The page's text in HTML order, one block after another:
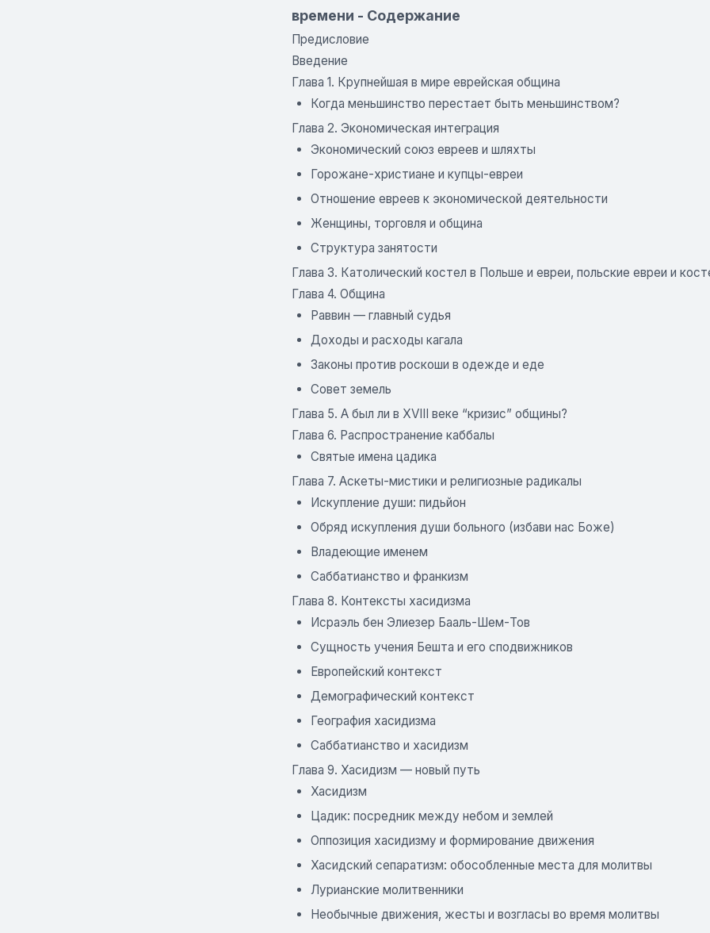
времени - Содержание
Предисловие
Введение
Глава 1. Крупнейшая в мире еврейская община
Когда меньшинство перестает быть меньшинством?
Глава 2. Экономическая интеграция
Экономический союз евреев и шляхты
Горожане-христиане и купцы-евреи
Отношение евреев к экономической деятельности
Женщины, торговля и община
Структура занятости
Глава 3. Католический костел в Польше и евреи, польские евреи и
Глава 4. Община
Раввин — главный судья
Доходы и расходы кагала
Законы против роскоши в одежде и еде
Совет земель
Глава 5. А был ли в XVIII веке “кризис” общины?
Глава 6. Распространение каббалы
Святые имена цадика
Глава 7. Аскеты-мистики и религиозные радикалы
Искупление души: пидьйон
Обряд искупления души больного (избави нас Боже)
Владеющие именем
Саббатианство и франкизм
Глава 8. Контексты хасидизма
Исраэль бен Элиезер Бааль-Шем-Тов
Сущность учения Бешта и его сподвижников
Европейский контекст
Демографический контекст
География хасидизма
Саббатианство и хасидизм
Глава 9. Хасидизм — новый путь
Хасидизм
Цадик: посредник между небом и землей
Оппозиция хасидизму и формирование движения
Хасидский сепаратизм: обособленные места для молитвы
Лурианские молитвенники
Необычные движения, жесты и возгласы во время молитвы